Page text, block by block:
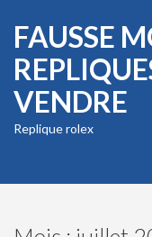
FAUSSE
VENDRE
Replique rolex